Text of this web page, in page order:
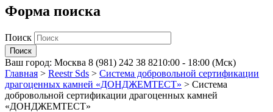
Форма поиска
Поиск
Ваш город: Москва 8 (981) 242 38 8210:00 - 18:00 (Мск)
Главная > Reestr Sds > Система добровольной сертификации
драгоценных камней «ДОНДЖЕМТЕСТ» > Система
добровольной сертификации драгоценных камней
«ДОНДЖЕМТЕСТ»